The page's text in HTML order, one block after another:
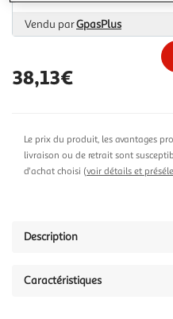
Vendu parGpasPlus
38,13€
Le prix du produit, les avantages
livraison ou de retrait sont
d'achat choisi (voir détails et
Description
Caractéristiques